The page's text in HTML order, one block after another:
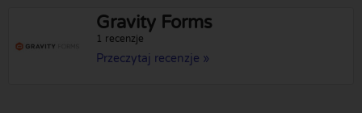
Gravity Forms
1 recenzje
Przeczytaj recenzje »